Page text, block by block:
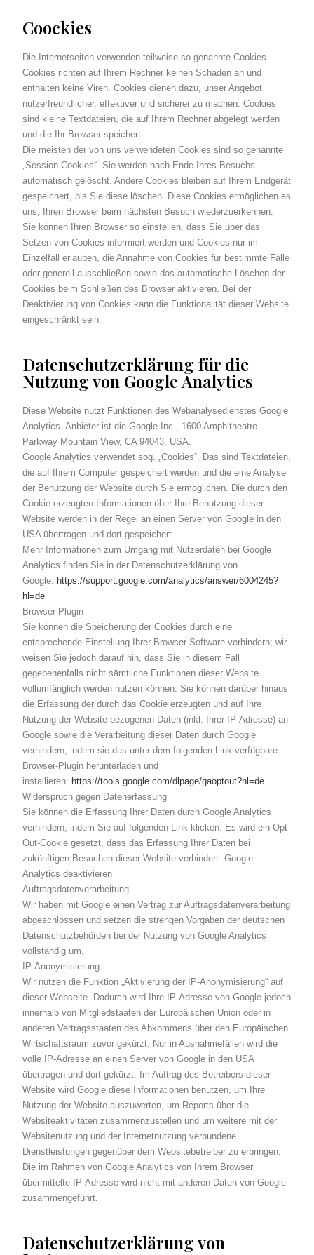
Coockies
Die Internetseiten verwenden teilweise so genannte Cookies.
Cookies richten auf Ihrem Rechner keinen Schaden an und
enthalten keine Viren. Cookies dienen dazu, unser Angebot
nutzerfreundlicher, effektiver und sicherer zu machen. Cookies
sind kleine Textdateien, die auf Ihrem Rechner abgelegt werden
und die Ihr Browser speichert.
Die meisten der von uns verwendeten Cookies sind so genannte
„Session-Cookies“. Sie werden nach Ende Ihres Besuchs
automatisch gelöscht. Andere Cookies bleiben auf Ihrem Endgerät
gespeichert, bis Sie diese löschen. Diese Cookies ermöglichen es
uns, Ihren Browser beim nächsten Besuch wiederzuerkennen.
Sie können Ihren Browser so einstellen, dass Sie über das
Setzen von Cookies informiert werden und Cookies nur im
Einzelfall erlauben, die Annahme von Cookies für bestimmte Fälle
oder generell ausschließen sowie das automatische Löschen der
Cookies beim Schließen des Browser aktivieren. Bei der
Deaktivierung von Cookies kann die Funktionalität dieser Website
eingeschränkt sein.
Datenschutzerklärung für die
Nutzung von Google Analytics
Diese Website nutzt Funktionen des Webanalysedienstes Google
Analytics. Anbieter ist die Google Inc., 1600 Amphitheatre
Parkway Mountain View, CA 94043, USA.
Google Analytics verwendet sog. „Cookies“. Das sind Textdateien,
die auf Ihrem Computer gespeichert werden und die eine Analyse
der Benutzung der Website durch Sie ermöglichen. Die durch den
Cookie erzeugten Informationen über Ihre Benutzung dieser
Website werden in der Regel an einen Server von Google in den
USA übertragen und dort gespeichert.
Mehr Informationen zum Umgang mit Nutzerdaten bei Google
Analytics finden Sie in der Datenschutzerklärung von
Google: https://support.google.com/analytics/answer/6004245?
hl=de
Browser Plugin
Sie können die Speicherung der Cookies durch eine
entsprechende Einstellung Ihrer Browser-Software verhindern; wir
weisen Sie jedoch darauf hin, dass Sie in diesem Fall
gegebenenfalls nicht sämtliche Funktionen dieser Website
vollumfänglich werden nutzen können. Sie können darüber hinaus
die Erfassung der durch das Cookie erzeugten und auf Ihre
Nutzung der Website bezogenen Daten (inkl. Ihrer IP-Adresse) an
Google sowie die Verarbeitung dieser Daten durch Google
verhindern, indem sie das unter dem folgenden Link verfügbare
Browser-Plugin herunterladen und
installieren: https://tools.google.com/dlpage/gaoptout?hl=de
Widerspruch gegen Datenerfassung
Sie können die Erfassung Ihrer Daten durch Google Analytics
verhindern, indem Sie auf folgenden Link klicken. Es wird ein Opt-
Out-Cookie gesetzt, dass das Erfassung Ihrer Daten bei
zukünftigen Besuchen dieser Website verhindert: Google
Analytics deaktivieren
Auftragsdatenverarbeitung
Wir haben mit Google einen Vertrag zur Auftragsdatenverarbeitung
abgeschlossen und setzen die strengen Vorgaben der deutschen
Datenschutzbehörden bei der Nutzung von Google Analytics
vollständig um.
IP-Anonymisierung
Wir nutzen die Funktion „Aktivierung der IP-Anonymisierung“ auf
dieser Webseite. Dadurch wird Ihre IP-Adresse von Google jedoch
innerhalb von Mitgliedstaaten der Europäischen Union oder in
anderen Vertragsstaaten des Abkommens über den Europäischen
Wirtschaftsraum zuvor gekürzt. Nur in Ausnahmefällen wird die
volle IP-Adresse an einen Server von Google in den USA
übertragen und dort gekürzt. Im Auftrag des Betreibers dieser
Website wird Google diese Informationen benutzen, um Ihre
Nutzung der Website auszuwerten, um Reports über die
Websiteaktivitäten zusammenzustellen und um weitere mit der
Websitenutzung und der Internetnutzung verbundene
Dienstleistungen gegenüber dem Websitebetreiber zu erbringen.
Die im Rahmen von Google Analytics von Ihrem Browser
übermittelte IP-Adresse wird nicht mit anderen Daten von Google
zusammengeführt.
Datenschutzerklärung von